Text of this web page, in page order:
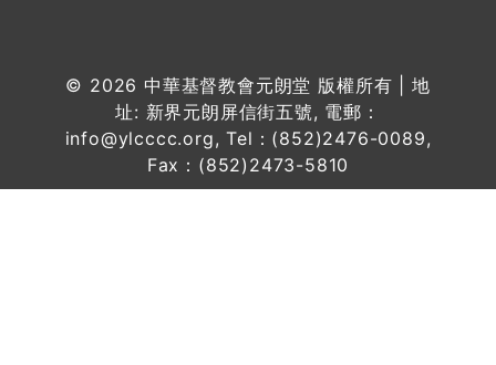
© 2026 中華基督教會元朗堂 版權所有 | 地
址: 新界元朗屏信街五號, 電郵：
info@ylcccc.org, Tel：(852)2476-0089,
Fax：(852)2473-5810